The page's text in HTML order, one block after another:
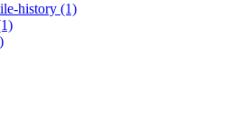
history (1)